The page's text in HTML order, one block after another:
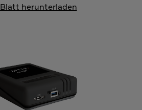
Blatt herunterladen